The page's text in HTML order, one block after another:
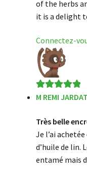
of the herbs
it is a delight
Connectez-
Note5sur 5
M REMI JARDAT
Très belle
Je l’ai
d’huile de lin.
entamé mais